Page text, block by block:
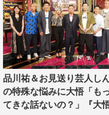
品川は映画監督として
を提出。“品川ヒロシ”
ッドで映画を撮ること
に現地からオファーが
到着するや否や、歴史
国。大悟も「盛大に送
品川祐＆お見送り芸人し
の特殊な悩みに大悟「も
てきな話ないの？」『大